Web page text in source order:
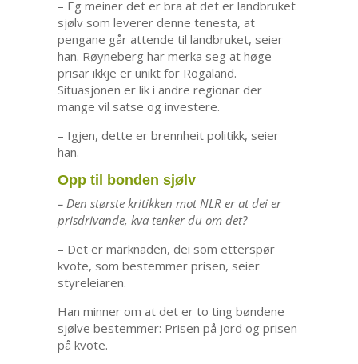
– Eg meiner det er bra at det er landbruket
sjølv som leverer denne tenesta, at
pengane går attende til landbruket, seier
han. Røyneberg har merka seg at høge
prisar ikkje er unikt for Rogaland.
Situasjonen er lik i andre regionar der
mange vil satse og investere.
– Igjen, dette er brennheit politikk, seier
han.
Opp til bonden sjølv
– Den største kritikken mot NLR er at dei er
prisdrivande, kva tenker du om det?
– Det er marknaden, dei som etterspør
kvote, som bestemmer prisen, seier
styreleiaren.
Han minner om at det er to ting bøndene
sjølve bestemmer: Prisen på jord og prisen
på kvote.